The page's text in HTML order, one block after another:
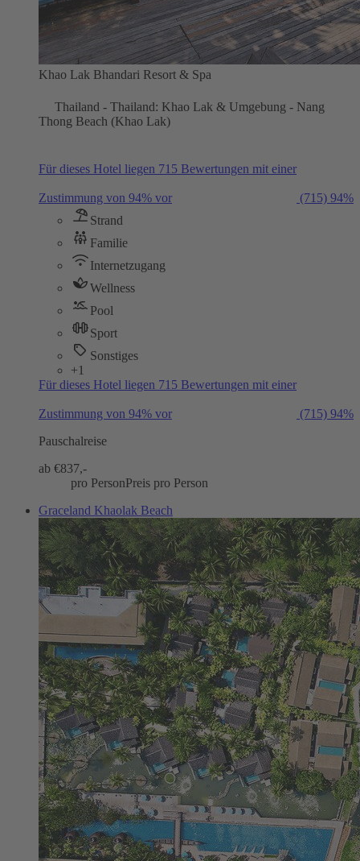
Khao Lak Bhandari Resort & Spa
Thailand - Thailand: Khao Lak & Umgebung - Nang
Thong Beach (Khao Lak)
Für dieses Hotel liegen 715 Bewertungen mit einer
Zustimmung von 94% vor (715) 94%
Strand
Familie
Internetzugang
Wellness
Pool
Sport
Sonstiges
+1
Für dieses Hotel liegen 715 Bewertungen mit einer
Zustimmung von 94% vor (715) 94%
Pauschalreise
ab €837,-
pro PersonPreis pro Person
Graceland Khaolak Beach